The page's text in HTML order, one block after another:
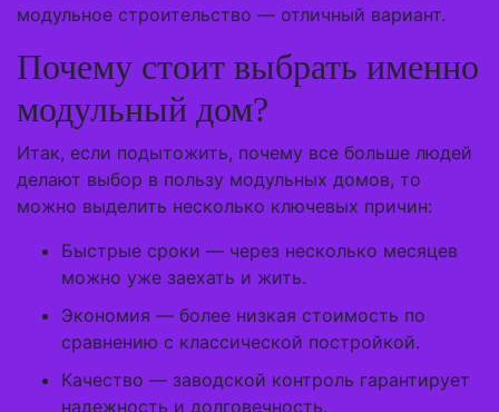
модульное строительство — отличный вариант.
Почему стоит выбрать именно
модульный дом?
Итак, если подытожить, почему все больше людей
делают выбор в пользу модульных домов, то
можно выделить несколько ключевых причин:
Быстрые сроки — через несколько месяцев
можно уже заехать и жить.
Экономия — более низкая стоимость по
сравнению с классической постройкой.
Качество — заводской контроль гарантирует
надежность и долговечность.